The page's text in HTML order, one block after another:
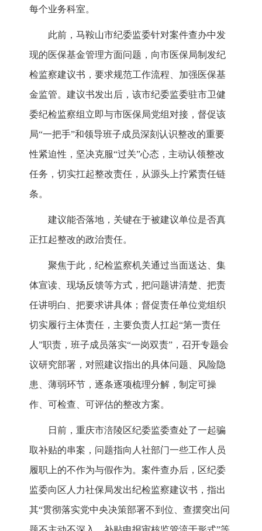
每个业务科室。
此前，马鞍山市纪委监委针对案件查办中发
现的医保基金管理方面问题，向市医保局制发纪
检监察建议书，要求规范工作流程、加强医保基
金监管。建议书发出后，该市纪委监委驻市卫健
委纪检监察组立即与市医保局党组对接，督促该
局“一把手”和领导班子成员深刻认识整改的重要
性紧迫性，坚决克服“过关”心态，主动认领整改
任务，切实扛起整改责任，从源头上拧紧责任链
条。
建议能否落地，关键在于被建议单位是否真
正扛起整改的政治责任。
聚焦于此，纪检监察机关通过当面送达、集
体宣读、现场反馈等方式，把问题讲清楚、把责
任讲明白、把要求讲具体；督促责任单位党组织
切实履行主体责任，主要负责人扛起“第一责任
人”职责，班子成员落实“一岗双责”，召开专题会
议研究部署，对照建议指出的具体问题、风险隐
患、薄弱环节，逐条逐项梳理分解，制定可操
作、可检查、可评估的整改方案。
日前，重庆市涪陵区纪委监委查处了一起骗
取补贴的串案，问题指向人社部门一些工作人员
履职上的不作为与假作为。案件查办后，区纪委
监委向区人力社保局发出纪检监察建议书，指出
其“贯彻落实党中央决策部署不到位、查摆突出问